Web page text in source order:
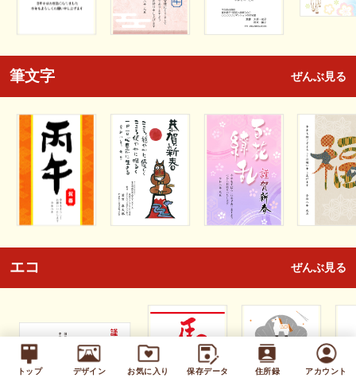
トップ デザイン お気に入り 保存データ 住所録 アカウント
筆文字 ぜんぶ見る
エコ ぜんぶ見る